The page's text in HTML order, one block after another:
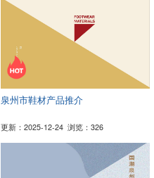
泉州市鞋材产品推介
更新：2025-12-24 浏览：326